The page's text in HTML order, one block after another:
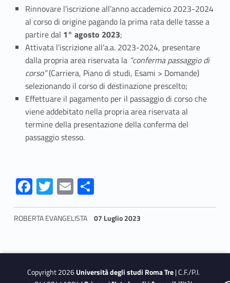
g
g
d
t
r
o
Rinnovare l’iscrizione all’anno accademico 2023-2024
al corso di origine pagando la prima rata delle tasse a
partire dal 1° agosto 2023;
Attivata l’iscrizione all’a.a. 2023-2024, presentare
dalla propria area riservata la “conferma passaggio di
corso”(Carriera, Piano di studi, Esami > Domande)
selezionando il corso di destinazione prescelto;
Effettuare il pagamento per il passaggio di corso che
viene addebitato nella propria area riservata al
termine della presentazione della conferma del
passaggio stesso.
Fa
ce
b
o
k
T
w
itt
E
m
ai
S
h
ar
ROBERTA EVANGELISTA 07 Luglio 2023
Copyright 2026Università degli studi Roma Tre| C.F./P.I.